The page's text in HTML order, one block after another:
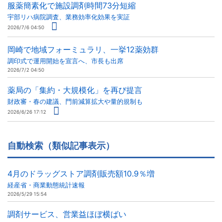
服薬簡素化で施設調剤時間73分短縮
宇部リハ病院調査、業務効率化効果を実証
2026/7/6 04:50
岡崎で地域フォーミュラリ、一挙12薬効群
調印式で運用開始を宣言へ、市長も出席
2026/7/2 04:50
薬局の「集約・大規模化」を再び提言
財政審・春の建議、門前減算拡大や量的規制も
2026/6/26 17:12
自動検索（類似記事表示）
4月のドラッグストア調剤販売額10.9％増
経産省・商業動態統計速報
2026/5/29 15:54
調剤サービス、営業益ほぼ横ばい